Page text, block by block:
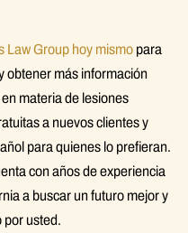
Law Group hoy mismo para
obtener más información
materia de lesiones
a nuevos clientes y
para quienes lo prefieran.
con años de experiencia
a buscar un futuro mejor y
por usted.